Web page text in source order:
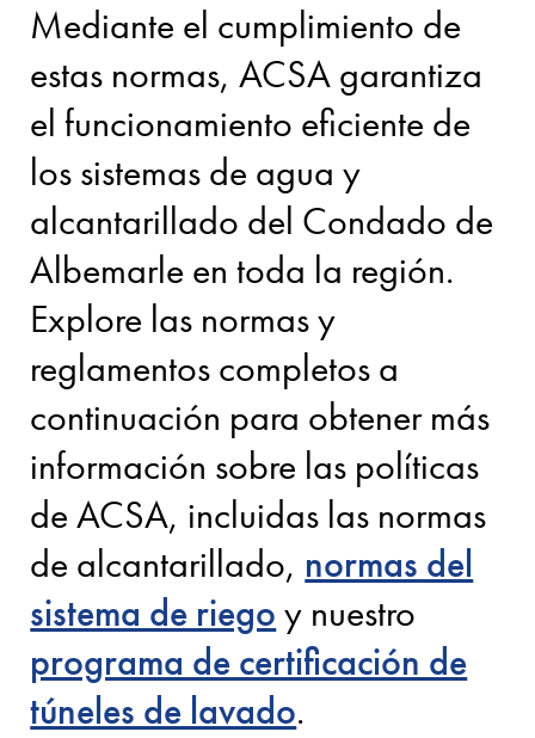
Mediante el cumplimiento de
estas normas, ACSA garantiza
el funcionamiento eficiente de
los sistemas de agua y
alcantarillado del Condado de
Albemarle en toda la región.
Explore las normas y
reglamentos completos a
continuación para obtener más
información sobre las políticas
de ACSA, incluidas las normas
de alcantarillado, normas del
sistema de riegoy nuestro
programa de certificación de
túneles de lavado.